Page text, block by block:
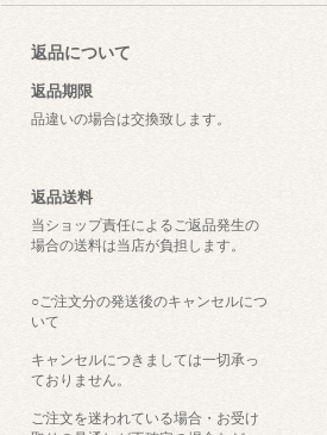
返品について
返品期限
品違いの場合は交換致します。
返品送料
当ショップ責任によるご返品発生の
場合の送料は当店が負担します。
○ご注文分の発送後のキャンセルにつ
いて
キャンセルにつきましては一切承っ
ておりません。
ご注文を迷われている場合・お受け